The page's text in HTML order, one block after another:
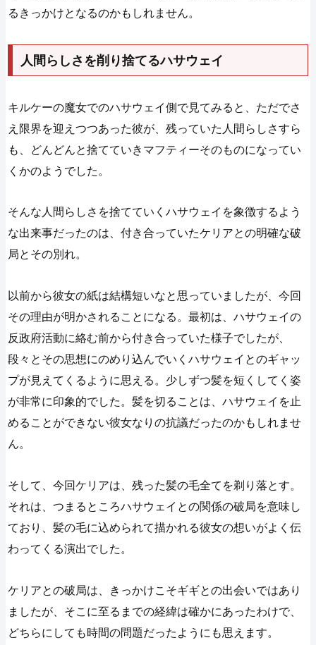
るきっかけとなるのかもしれません。
人間らしさを削り捨てるハサウェイ
キルケーの魔女でのハサウェイ側で見てみると、ただでさ
え限界を迎えつつあった彼が、残っていた人間らしさすら
も、どんどんと捨てていきマフティーそのものになってい
くかのようでした。
そんな人間らしさを捨てていくハサウェイを象徴するよう
な出来事だったのは、付き合っていたケリアとの明確な破
局とその別れ。
以前から彼女の紙は結構短いなと思っていましたが、今回
その理由が明かされることになる。最初は、ハサウェイの
反政府活動に絡む前から付き合っていた様子でしたが、
段々とその思想にのめり込んでいくハサウェイとのギャッ
プが見えてくるように思える。少しずつ髪を短くしてく姿
が非常に印象的でした。髪を切ることは、ハサウェイを止
めることができない彼女なりの抗議だったのかもしれませ
ん。
そして、今回ケリアは、残った髪の毛全てを剃り落とす。
それは、つまるところハサウェイとの関係の破局を意味し
ており、髪の毛に込められて描かれる彼女の想いがよく伝
わってくる演出でした。
ケリアとの破局は、きっかけこそギギとの出会いではあり
ましたが、そこに至るまでの経緯は確かにあったわけで、
どちらにしても時間の問題だったようにも思えます。